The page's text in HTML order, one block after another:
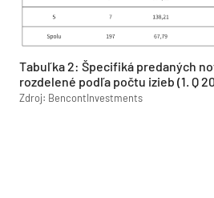
Tabuľka 2: Špecifiká predaných
rozdelené podľa počtu izieb (1. Q
Zdroj: BencontInvestments